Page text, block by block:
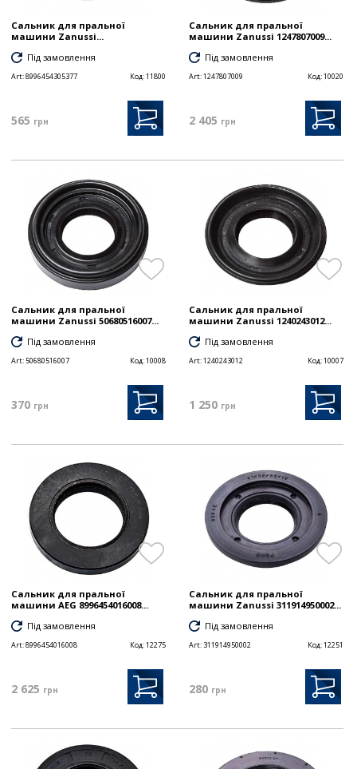
Сальник для пральної
машини Zanussi...
Під замовлення
Art:8996454305377 Код:11800
565 грн
Сальник для пральної
машини Zanussi 1247807009...
Під замовлення
Art:1247807009 Код:10020
2 405 грн
Сальник для пральної
машини Zanussi 50680516007...
Під замовлення
Art:50680516007 Код:10008
370 грн
Сальник для пральної
машини Zanussi 1240243012...
Під замовлення
Art:1240243012 Код:10007
1 250 грн
Сальник для пральної
машини AEG 8996454016008...
Під замовлення
Art:8996454016008 Код:12275
2 625 грн
Сальник для пральної
машини Zanussi 311914950002...
Під замовлення
Art: 311914950002 Код:12251
280 грн